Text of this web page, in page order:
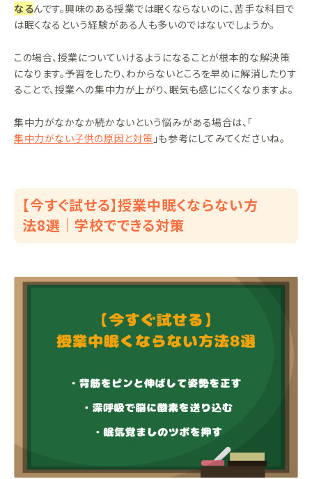
なるんです。興味のある授業では眠くならないのに、苦手な科目で
は眠くなるという経験がある人も多いのではないでしょうか。
この場合、授業についていけるようになることが根本的な解決策
になります。予習をしたり、わからないところを早めに解消したりす
ることで、授業への集中力が上がり、眠気も感じにくくなりますよ。
集中力がなかなか続かないという悩みがある場合は、「
集中力がない子供の原因と対策 」も参考にしてみてくださいね。
【今すぐ試せる】授業中眠くならない方
法8選｜学校でできる対策